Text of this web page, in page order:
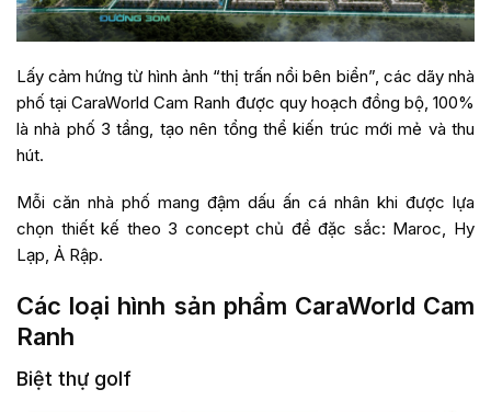
Lấy cảm hứng từ hình ảnh “thị trấn nổi bên biển”, các dãy nhà
phố tại CaraWorld Cam Ranh được quy hoạch đồng bộ, 100%
là nhà phố 3 tầng, tạo nên tổng thể kiến trúc mới mẻ và thu
hút.
Mỗi căn nhà phố mang đậm dấu ấn cá nhân khi được lựa
chọn thiết kế theo 3 concept chủ đề đặc sắc: Maroc, Hy
Lạp, Ả Rập.
Các loại hình sản phẩm CaraWorld Cam
Ranh
Biệt thự golf